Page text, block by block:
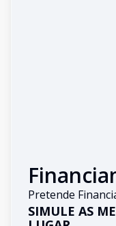
Pretende
SIMULE AS